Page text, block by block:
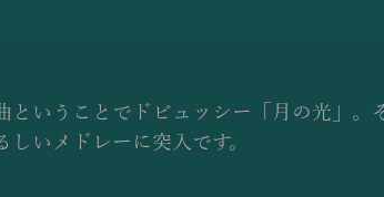
ということでドビュッシー「月の光」。
いメドレーに突入です。